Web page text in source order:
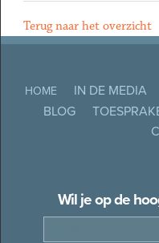
Terug naar het overzicht
HOME IN DE MEDIA
BLOG
Wil je op de